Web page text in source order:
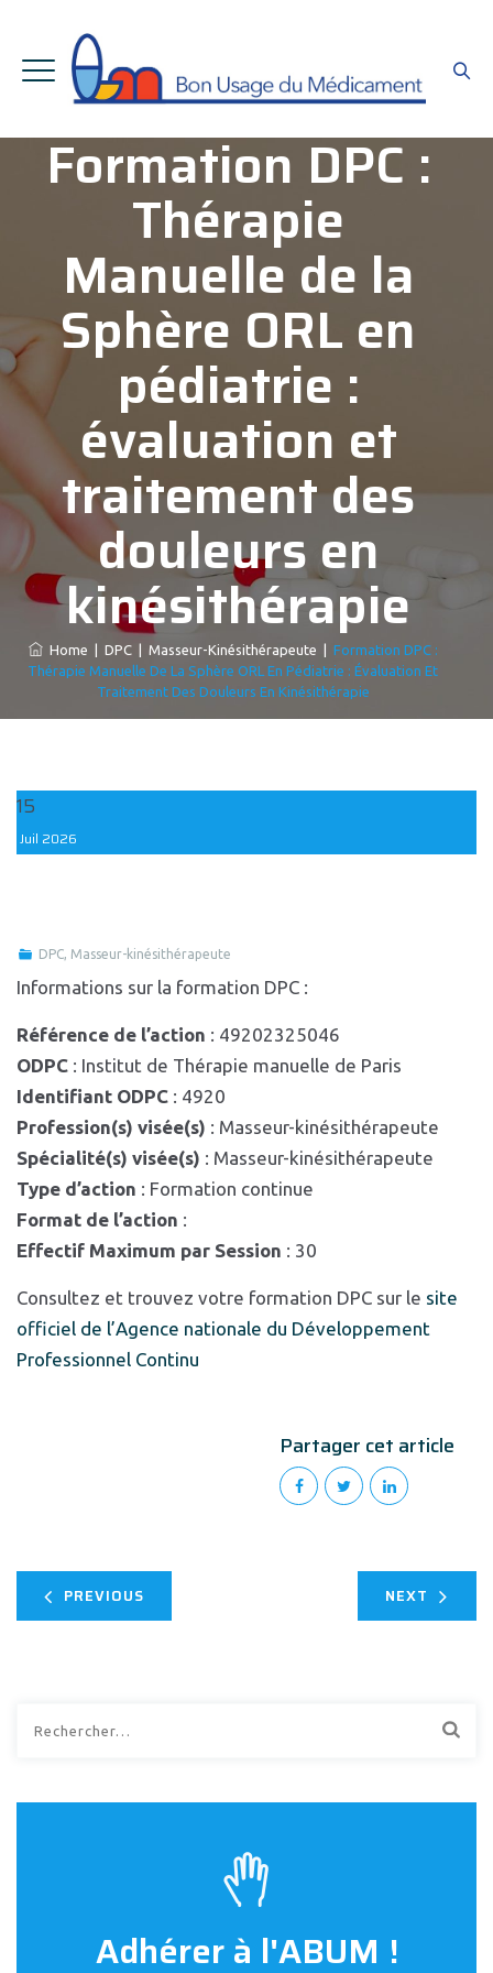
Formation DPC :
Thérapie
Manuelle de la
Sphère ORL en
pédiatrie :
évaluation et
traitement des
douleurs en
kinésithérapie
Home DPC| Masseur-Kinésithérapeute
Formation DPC :
Thérapie Manuelle De La Sphère ORL En Pédiatrie : Évaluation Et
Traitement Des Douleurs En Kinésithérapie
15
Juil 2026
DPC, Masseur-kinésithérapeute
Informations sur la formation DPC :
Référence de l’action : 49202325046
ODPC : Institut de Thérapie manuelle de Paris
Identifiant ODPC : 4920
Profession(s) visée(s) : Masseur-kinésithérapeute
Spécialité(s) visée(s) : Masseur-kinésithérapeute
Type d’action : Formation continue
Format de l’action :
Effectif Maximum par Session : 30
Consultez et trouvez votre formation DPC sur le site
officiel de l’Agence nationale du Développement
Professionnel Continu
Partager cet article
PREVIOUS NEXT
Adhérer à l'ABUM !